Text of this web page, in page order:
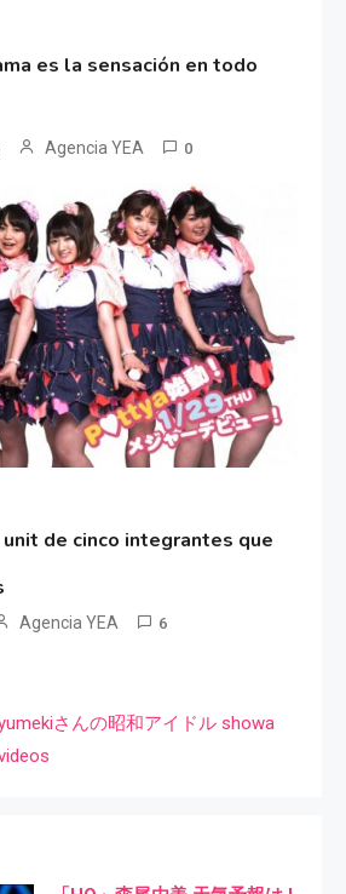
es la sensación en todo
Agencia YEA 0
unit de cinco integrantes que
Agencia YEA 6
さんの昭和アイドル showa